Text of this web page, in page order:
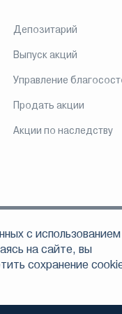
Депозитарий
Выпуск акций
Управление
Продать акции
Акции по наследству
свою деятельность на
001000 от 16
078-06328-000100
компания ЛМС»
и
с
на сайте, вы
сохранение